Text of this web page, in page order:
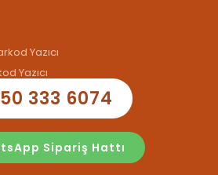
Yazıcı
Yazıcı
333 6074
Sipariş Hattı